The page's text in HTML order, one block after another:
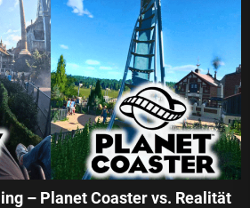
– Planet Coaster vs. Realität